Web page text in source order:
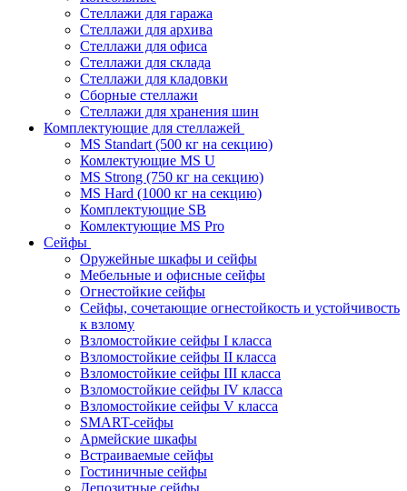
Стеллажи для гаража
Стеллажи для архива
Стеллажи для офиса
Стеллажи для склада
Стеллажи для кладовки
Сборные стеллажи
Стеллажи для хранения шин
Комплектующие для стеллажей
MS Standart (500 кг на секцию)
Комлектующие MS U
MS Strong (750 кг на секцию)
MS Hard (1000 кг на секцию)
Комплектующие SB
Комлектующие MS Pro
Сейфы
Оружейные шкафы и сейфы
Мебельные и офисные сейфы
Огнестойкие сейфы
Сейфы, сочетающие огнестойкость и устойчивость
к взлому
Взломостойкие сейфы I класса
Взломостойкие сейфы II класса
Взломостойкие сейфы III класса
Взломостойкие сейфы IV класса
Взломостойкие сейфы V класса
SMART-сейфы
Армейские шкафы
Встраиваемые сейфы
Гостиничные сейфы
Депозитные сейфы